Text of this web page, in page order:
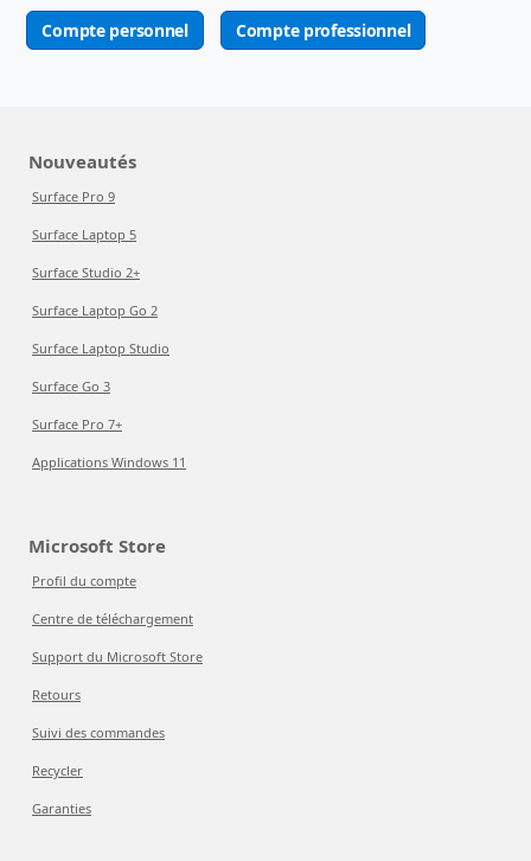
Compte personnel Compte professionnel
Nouveautés
Surface Pro 9
Surface Laptop 5
Surface Studio 2+
Surface Laptop Go 2
Surface Laptop Studio
Surface Go 3
Surface Pro 7+
Applications Windows 11
Microsoft Store
Profil du compte
Centre de téléchargement
Support du Microsoft Store
Retours
Suivi des commandes
Recycler
Garanties